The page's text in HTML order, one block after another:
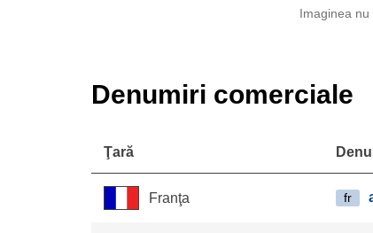
Imaginea
Denumiri comerciale
Ţară
Franţa fr